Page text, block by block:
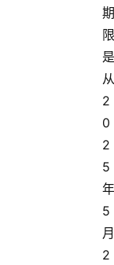
期
限
是
从
2
0
2
5
年
5
月
2